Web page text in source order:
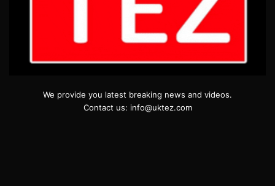
We provide you latest breaking news and videos.
Contact us: info@uktez.com